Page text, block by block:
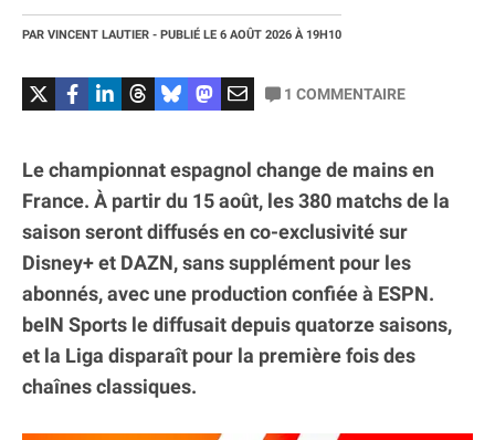
PAR VINCENT LAUTIER - PUBLIÉ LE 6 AOÛT 2026 À 19H10
1 COMMENTAIRE
Le championnat espagnol change de mains en
France. À partir du 15 août, les 380 matchs de la
saison seront diffusés en co-exclusivité sur
Disney+ et DAZN, sans supplément pour les
abonnés, avec une production confiée à ESPN.
beIN Sports le diffusait depuis quatorze saisons,
et la Liga disparaît pour la première fois des
chaînes classiques.